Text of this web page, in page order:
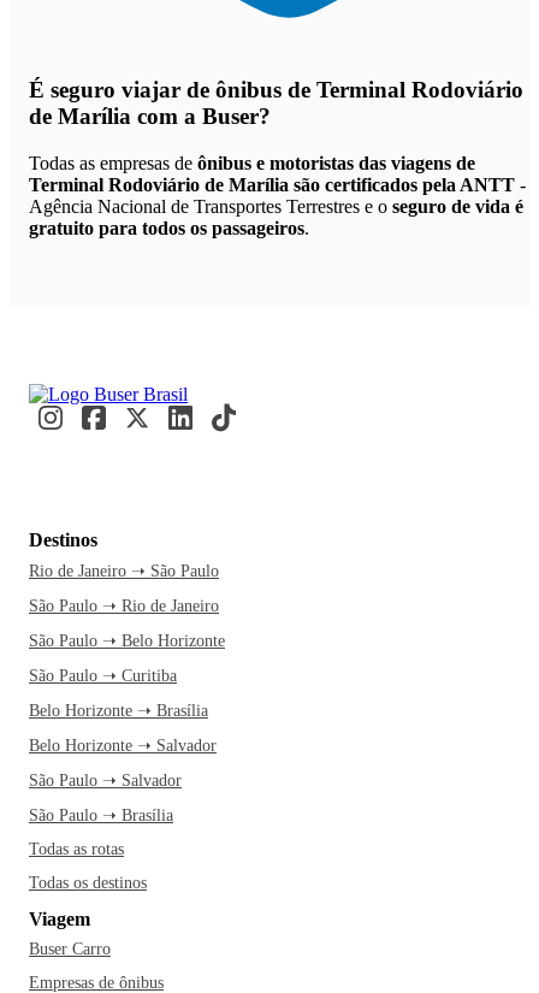
É seguro viajar de ônibus de Terminal Rodoviário
de Marília com a Buser?
Todas as empresas de ônibus e motoristas das viagens de
Terminal Rodoviário de Marília são certificados pela ANTT -
Agência Nacional de Transportes Terrestres e o seguro de vida é
gratuito para todos os passageiros.
Destinos
Rio de Janeiro ➝ São Paulo
São Paulo ➝ Rio de Janeiro
São Paulo ➝ Belo Horizonte
São Paulo ➝ Curitiba
Belo Horizonte ➝ Brasília
Belo Horizonte ➝ Salvador
São Paulo ➝ Salvador
São Paulo ➝ Brasília
Todas as rotas
Todas os destinos
Viagem
Buser Carro
Empresas de ônibus